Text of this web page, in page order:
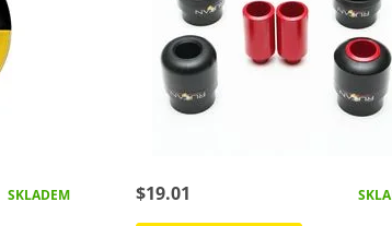
SKLADEM $19.01